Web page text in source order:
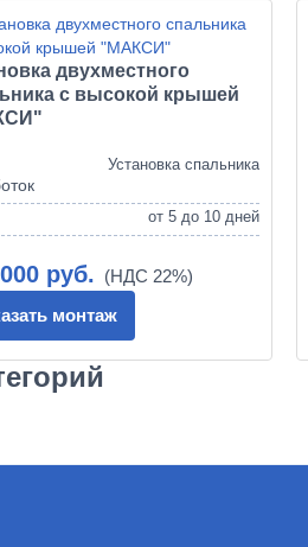
двухместного
с высокой крышей
Установка спальника
от 5 до 10 дней
руб.
монтаж